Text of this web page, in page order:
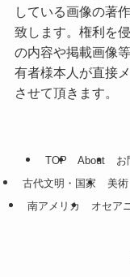
している画像の著
致します。権利を
の内容や掲載画像
有者様本人が直接
させて頂きます。
TOP About お
古代文明・国家
美術
南アメリカ
オセア